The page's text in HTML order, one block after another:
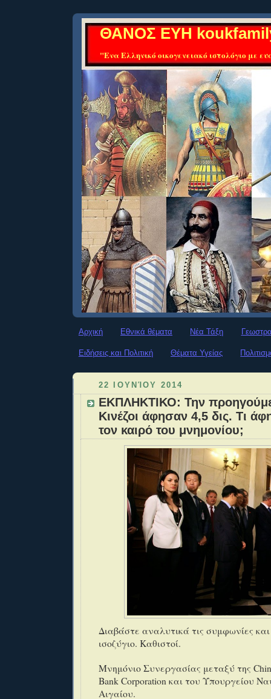
ΘΑΝΟΣ ΕΥΗ
"Ενα Ελληνικό οικογενειακό ιστολόγιο με
Αρχική Εθνικά θέματα Νέα Τάξη
Ειδήσεις και Πολιτική Θέματα Υγείας
22 ΙΟΥΝΊΟΥ 2014
ΕΚΠΛΗΚΤΙΚΟ: Την
Κινέζοι άφησαν 4,5 δις. Τι
τον καιρό του μνημονίου;
Διαβάστε αναλυτικά τις συμφωνίες
ισοζύγιο. Καθιστοί.
Μνημόνιο Συνεργασίας μεταξύ της
Bank Corporation και του Υπουργείου
Αιγαίου.